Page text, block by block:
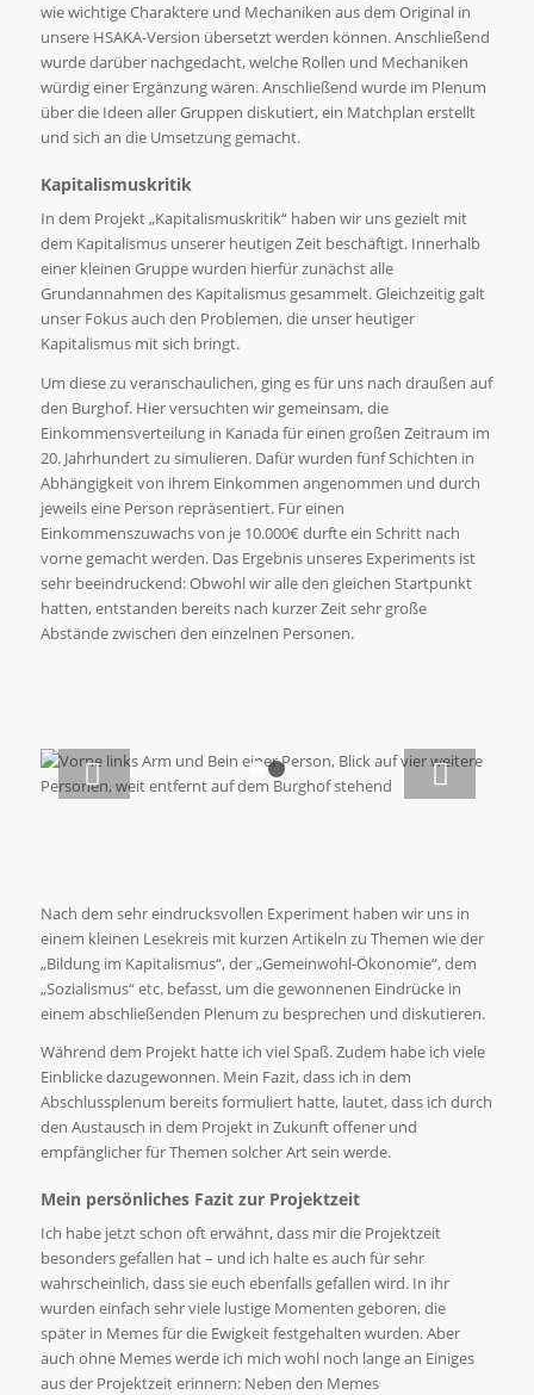
wie wichtige Charaktere und Mechaniken aus dem Original in
unsere HSAKA-Version übersetzt werden können. Anschließend
wurde darüber nachgedacht, welche Rollen und Mechaniken
würdig einer Ergänzung wären. Anschließend wurde im Plenum
über die Ideen aller Gruppen diskutiert, ein Matchplan erstellt
und sich an die Umsetzung gemacht.
Kapitalismuskritik
In dem Projekt „Kapitalismuskritik“ haben wir uns gezielt mit
dem Kapitalismus unserer heutigen Zeit beschäftigt. Innerhalb
einer kleinen Gruppe wurden hierfür zunächst alle
Grundannahmen des Kapitalismus gesammelt. Gleichzeitig galt
unser Fokus auch den Problemen, die unser heutiger
Kapitalismus mit sich bringt.
Um diese zu veranschaulichen, ging es für uns nach draußen auf
den Burghof. Hier versuchten wir gemeinsam, die
Einkommensverteilung in Kanada für einen großen Zeitraum im
20. Jahrhundert zu simulieren. Dafür wurden fünf Schichten in
Abhängigkeit von ihrem Einkommen angenommen und durch
jeweils eine Person repräsentiert. Für einen
Einkommenszuwachs von je 10.000€ durfte ein Schritt nach
vorne gemacht werden. Das Ergebnis unseres Experiments ist
sehr beeindruckend: Obwohl wir alle den gleichen Startpunkt
hatten, entstanden bereits nach kurzer Zeit sehr große
Abstände zwischen den einzelnen Personen.
Weiter 1
Nach dem sehr eindrucksvollen Experiment haben wir uns in
einem kleinen Lesekreis mit kurzen Artikeln zu Themen wie der
„Bildung im Kapitalismus“, der „Gemeinwohl-Ökonomie“, dem
„Sozialismus“ etc. befasst, um die gewonnenen Eindrücke in
einem abschließenden Plenum zu besprechen und diskutieren.
Während dem Projekt hatte ich viel Spaß. Zudem habe ich viele
Einblicke dazugewonnen. Mein Fazit, dass ich in dem
Abschlussplenum bereits formuliert hatte, lautet, dass ich durch
den Austausch in dem Projekt in Zukunft offener und
empfänglicher für Themen solcher Art sein werde.
Mein persönliches Fazit zur Projektzeit
Ich habe jetzt schon oft erwähnt, dass mir die Projektzeit
besonders gefallen hat – und ich halte es auch für sehr
wahrscheinlich, dass sie euch ebenfalls gefallen wird. In ihr
wurden einfach sehr viele lustige Momenten geboren, die
später in Memes für die Ewigkeit festgehalten wurden. Aber
auch ohne Memes werde ich mich wohl noch lange an Einiges
aus der Projektzeit erinnern: Neben den Memes